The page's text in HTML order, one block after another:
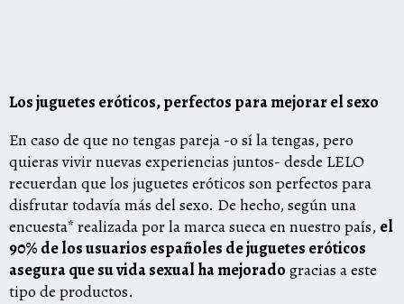
Los juguetes eróticos, perfectos para mejorar el sexo
En caso de que no tengas pareja -o sí la tengas, pero
quieras vivir nuevas experiencias juntos- desde LELO
recuerdan que los juguetes eróticos son perfectos para
disfrutar todavía más del sexo. De hecho, según una
encuesta* realizada por la marca sueca en nuestro país, el
90% de los usuarios españoles de juguetes eróticos
asegura que su vida sexual ha mejorado gracias a este
tipo de productos.